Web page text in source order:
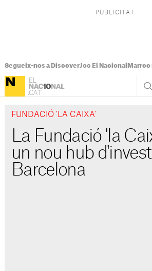
Segueix-nos a DiscoverJoc El Nacional Marroc
FUNDACIÓ 'LA CAIXA'
La Fundació 'la
un nou hub
Barcelona